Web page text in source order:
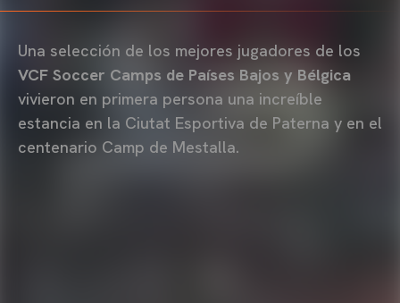
Una selección de los mejores jugadores de los
VCF Soccer Camps de Países Bajos y Bélgica
vivieron en primera persona una increíble
estancia en la Ciutat Esportiva de Paterna y en el
centenario Camp de Mestalla.